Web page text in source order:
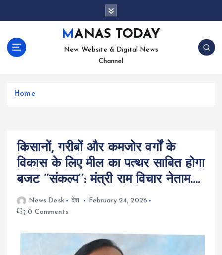
c
MANAS TODAY
New Website & Digital News
Channel
Home
किसानों, गरीबों और कमजोर वर्गों के
विकास के लिए मील का पत्थर साबित होगा
बजट ‘‘संकल्प’’: मंत्री राम विचार नेताम….
News Desk देश
February 24, 2026
0 Comments